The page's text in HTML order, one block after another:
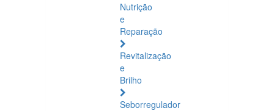
Nutrição
e
Reparação
Revitalização
e
Brilho
Seborregulador